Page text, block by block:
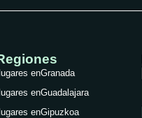
enGranada
enGuadalajara
enGipuzkoa